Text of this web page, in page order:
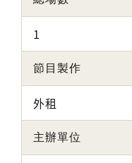
1
節目製作
外租
主辦單位